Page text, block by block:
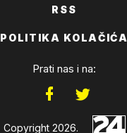
RSS
POLITIKA KOLAČIĆA
Prati nas i na:
Copyright 2026.